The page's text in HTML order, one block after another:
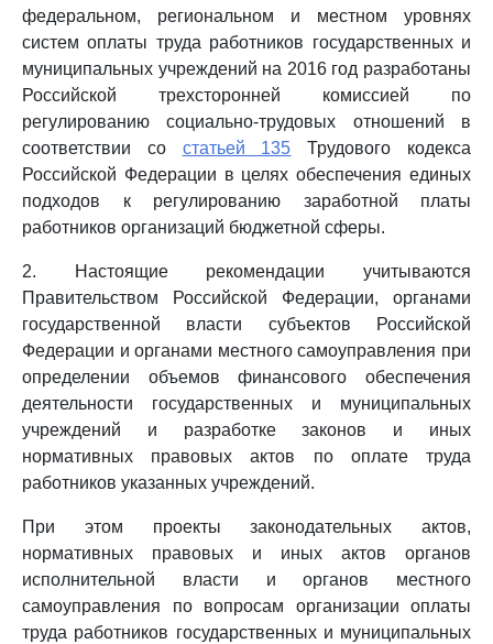
федеральном, региональном и местном уровнях
систем оплаты труда работников государственных и
муниципальных учреждений на 2016 год разработаны
Российской трехсторонней комиссией по
регулированию социально-трудовых отношений в
соответствии со статьей 135 Трудового кодекса
Российской Федерации в целях обеспечения единых
подходов к регулированию заработной платы
работников организаций бюджетной сферы.
2. Настоящие рекомендации учитываются
Правительством Российской Федерации, органами
государственной власти субъектов Российской
Федерации и органами местного самоуправления при
определении объемов финансового обеспечения
деятельности государственных и муниципальных
учреждений и разработке законов и иных
нормативных правовых актов по оплате труда
работников указанных учреждений.
При этом проекты законодательных актов,
нормативных правовых и иных актов органов
исполнительной власти и органов местного
самоуправления по вопросам организации оплаты
труда работников государственных и муниципальных